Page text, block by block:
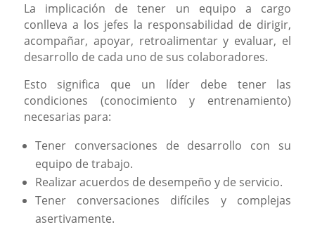
La implicación de tener un equipo a cargo
conlleva a los jefes la responsabilidad de dirigir,
acompañar, apoyar, retroalimentar y evaluar, el
desarrollo de cada uno de sus colaboradores.
Esto significa que un líder debe tener las
condiciones (conocimiento y entrenamiento)
necesarias para:
Tener conversaciones de desarrollo con su
equipo de trabajo.
Realizar acuerdos de desempeño y de servicio.
Tener conversaciones difíciles y complejas
asertivamente.